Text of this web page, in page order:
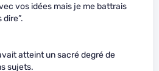
vos idées mais je me battrais
atteint un sacré degré de
sujets.